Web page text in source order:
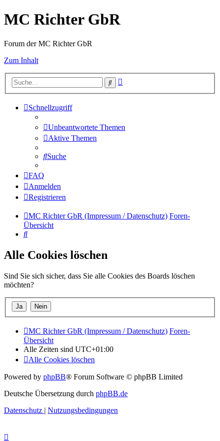
MC Richter GbR
Forum der MC Richter GbR
Zum Inhalt
Suche
Schnellzugriff
Unbeantwortete Themen
Aktive Themen
Suche
FAQ
Anmelden
Registrieren
MC Richter GbR (Impressum / Datenschutz) Foren-
Übersicht
Suche
Alle Cookies löschen
Sind Sie sich sicher, dass Sie alle Cookies des Boards löschen
möchten?
MC Richter GbR (Impressum / Datenschutz) Foren-
Übersicht
Alle Zeiten sind UTC+01:00
Alle Cookies löschen
Powered by phpBB® Forum Software © phpBB Limited
Deutsche Übersetzung durch phpBB.de
Datenschutz | Nutzungsbedingungen